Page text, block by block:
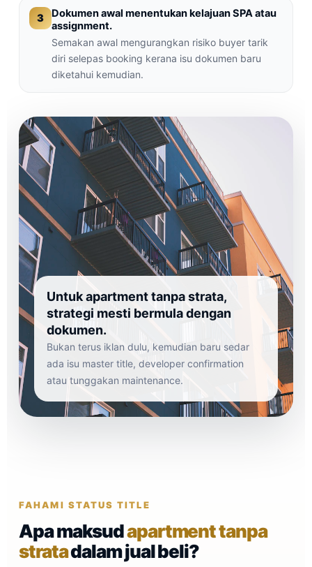
3
Dokumen awal menentukan kelajuan SPA atau
assignment.
Semakan awal mengurangkan risiko buyer tarik
diri selepas booking kerana isu dokumen baru
diketahui kemudian.
Untuk apartment tanpa strata,
strategi mesti bermula dengan
dokumen.
Bukan terus iklan dulu, kemudian baru sedar
ada isu master title, developer confirmation
atau tunggakan maintenance.
FAHAMI STATUS TITLE
Apa maksudapartment tanpa
stratadalam jual beli?